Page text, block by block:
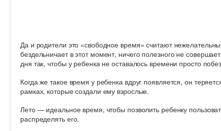
Да и родители это «свободное время» считают
бездельничает в этот момент, ничего полезного не
дня так, чтобы у ребенка не оставалось времени просто
Когда же такое время у ребенка вдруг появляется, он
рамках, которые создали ему взрослые.
Лето — идеальное время, чтобы позволить ребенку
распределять его.